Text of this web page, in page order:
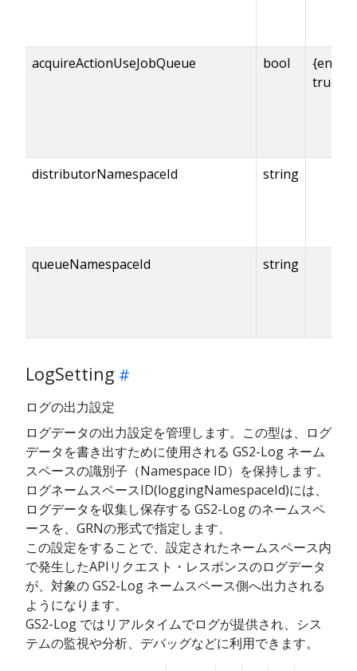
acquireActionUseJobQueue bool
true
distributorNamespaceId string
queueNamespaceId string
LogSetting
ログの出力設定
ログデータの出力設定を管理します。この型は、ログ
データを書き出すために使用される GS2-Log ネーム
スペースの識別子（Namespace ID）を保持します。
ログネームスペースID(loggingNamespaceId)には、
ログデータを収集し保存する GS2-Log のネームスペ
ースを、GRNの形式で指定します。
この設定をすることで、設定されたネームスペース内
で発生したAPIリクエスト・レスポンスのログデータ
が、対象の GS2-Log ネームスペース側へ出力される
ようになります。
GS2-Log ではリアルタイムでログが提供され、シス
テムの監視や分析、デバッグなどに利用できます。